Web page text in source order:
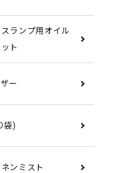
ランプ用オイル
ト
ー
袋)
ンミスト